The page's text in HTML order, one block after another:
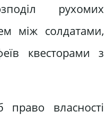
рухомих
між солдатами,
квесторами з
право власності